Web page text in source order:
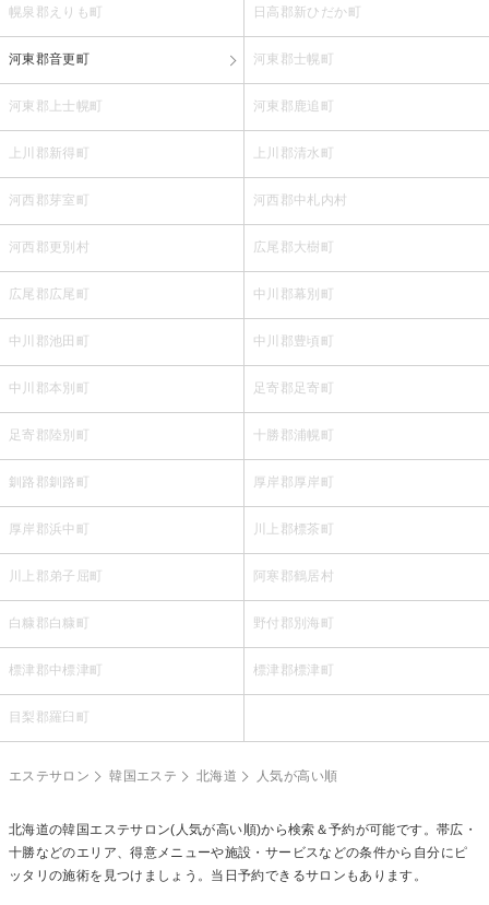
幌泉郡えりも町 日高郡新ひだか町
河東郡音更町 河東郡士幌町
河東郡上士幌町 河東郡鹿追町
上川郡新得町 上川郡清水町
河西郡芽室町 河西郡中札内村
河西郡更別村 広尾郡大樹町
広尾郡広尾町 中川郡幕別町
中川郡池田町 中川郡豊頃町
中川郡本別町 足寄郡足寄町
足寄郡陸別町 十勝郡浦幌町
釧路郡釧路町 厚岸郡厚岸町
厚岸郡浜中町 川上郡標茶町
川上郡弟子屈町 阿寒郡鶴居村
白糠郡白糠町 野付郡別海町
標津郡中標津町 標津郡標津町
目梨郡羅臼町
エステサロン 韓国エステ 北海道 人気が高い順
北海道の韓国エステサロン(人気が高い順)から検索＆予約が可能です。帯広・
十勝などのエリア、得意メニューや施設・サービスなどの条件から自分にピ
ッタリの施術を見つけましょう。当日予約できるサロンもあります。